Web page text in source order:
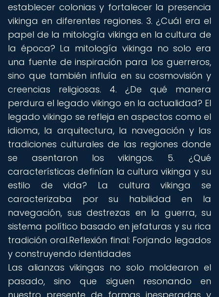
establecer colonias y fortalecer la presencia
vikinga en diferentes regiones. 3. ¿Cuál era el
papel de la mitología vikinga en la cultura de
la época? La mitología vikinga no solo era
una fuente de inspiración para los guerreros,
sino que también influía en su cosmovisión y
creencias religiosas. 4. ¿De qué manera
perdura el legado vikingo en la actualidad? El
legado vikingo se refleja en aspectos como el
idioma, la arquitectura, la navegación y las
tradiciones culturales de las regiones donde
se asentaron los vikingos. 5. ¿Qué
características definían la cultura vikinga y su
estilo de vida? La cultura vikinga se
caracterizaba por su habilidad en la
navegación, sus destrezas en la guerra, su
sistema político basado en jefaturas y su rica
tradición oral.Reflexión final: Forjando legados
y construyendo identidades
Las alianzas vikingas no solo moldearon el
pasado, sino que siguen resonando en